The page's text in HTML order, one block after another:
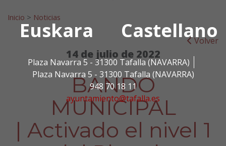
Euskara Castellano
Plaza Navarra 5 - 31300 Tafalla (NAVARRA)
Plaza Navarra 5 - 31300 Tafalla (NAVARRA)
948 70 18 11
ayuntamiento@tafalla.es
Search for:
Inicio > Noticias
Volver
14 de julio de 2022
BANDO
MUNICIPAL
| Activado el nivel 1